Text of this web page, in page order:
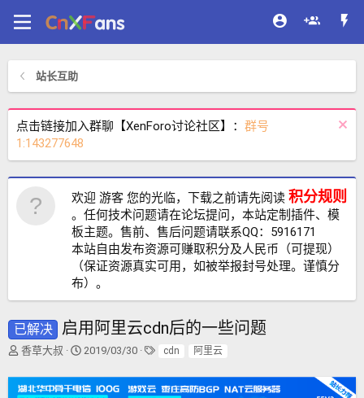
站长互助
点击链接加入群聊【XenForo讨论社区】： 群号
1:143277648
欢迎 游客 您的光临，下载之前请先阅读 积分规则
。任何技术问题请在论坛提问，本站定制插件、模
板主题。售前、售后问题请联系QQ：5916171
本站自由发布资源可赚取积分及人民币（可提现）
（保证资源真实可用，如被举报封号处理。谨慎分
布）。
已解决 启用阿里云cdn后的一些问题
主
发
起
香草大叔
开
时
间
2019/03/30
标cdn 阿里云